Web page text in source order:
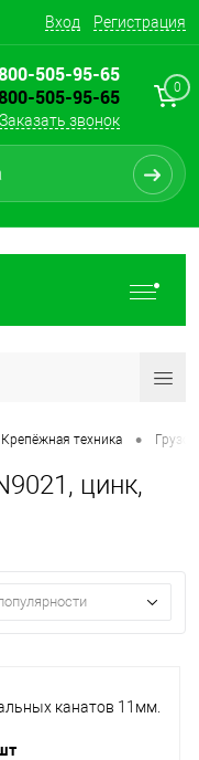
Вход Регистрация
505-95-65
505-95-65
Заказать звонок
0
Крепёжная техника •
цинк,
канатов 11мм.